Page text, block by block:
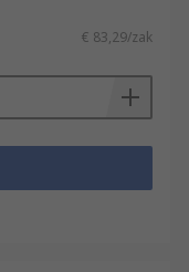
€ 83,29/zak